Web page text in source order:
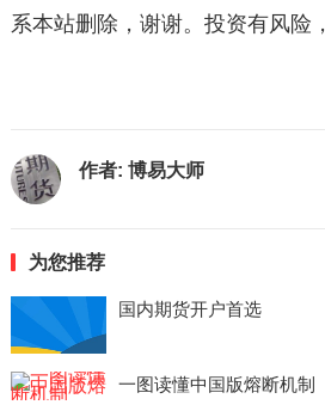
系本站删除，谢谢。投资有风险
作者: 博易大师
为您推荐
国内期货开户首选
一图读懂中国版熔断机制